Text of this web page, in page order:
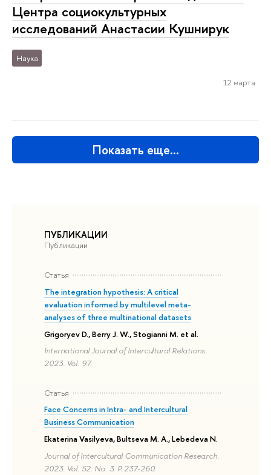
ПУБЛИКАЦИИ
Публикации
Статья
The integration hypothesis: A critical
evaluation informed by multilevel meta-
analyses of three multinational datasets
Grigoryev D., Berry J. W., Stogianni M. et al.
International Journal of Intercultural Relations.
2023. Vol. 97.
Статья
Face Concerns in Intra- and Intercultural
Business Communication
Ekaterina Vasilyeva, Bultseva M. A., Lebedeva N.
Journal of Intercultural Communication Research.
2023. Vol. 52. No. 3. P. 237-260.
Центра социокультурных
исследований Анастасии Кушнирук
Наука
12 марта
Показать еще…